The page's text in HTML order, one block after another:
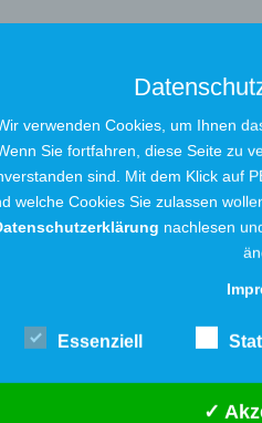
Internet – oftmals wird
Zähler- oder
der Stadtwerke Löhne
sollten Sie unbedingt
zu setzen.
gemeinsam geklärt
verwenden Cookies, um Ihnen
Sie fortfahren, diese Seite zu
sind. Mit dem Klick auf
welche Cookies Sie zulassen
nachlesen
Essenziell
✓